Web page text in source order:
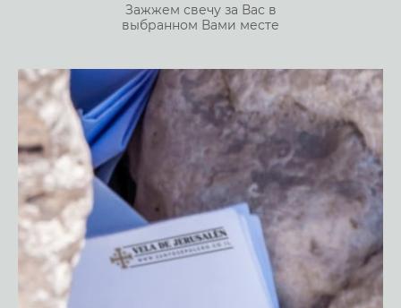
Зажжем свечу за Вас в
выбранном Вами месте